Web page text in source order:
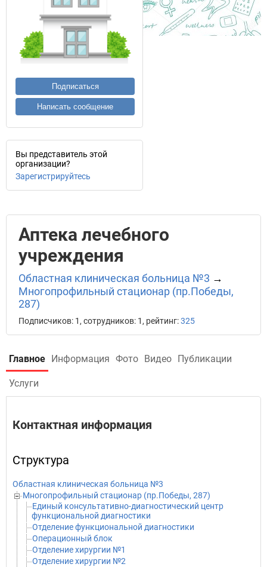
Подписаться
Написать сообщение
Вы представитель этой
организации?
Зарегистрируйтесь
Аптека лечебного
учреждения
Областная клиническая больница №3 →
Многопрофильный стационар (пр.Победы,
287)
Подписчиков: 1, сотрудников: 1, рейтинг:325
Главное Информация Фото Видео Публикации
Услуги
Контактная информация
Структура
Областная клиническая больница №3
Многопрофильный стационар (пр.Победы, 287)
Единый консультативно-диагностический центр
функциональной диагностики
Отделение функциональной диагностики
Операционный блок
Отделение хирургии №1
Отделение хирургии №2